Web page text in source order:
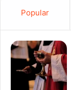
Popular